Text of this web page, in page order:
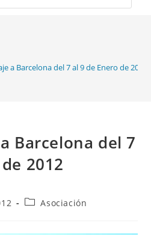
a Barcelona del 7 al 9 de Enero de 2012
Barcelona del 7
2012
Asociación